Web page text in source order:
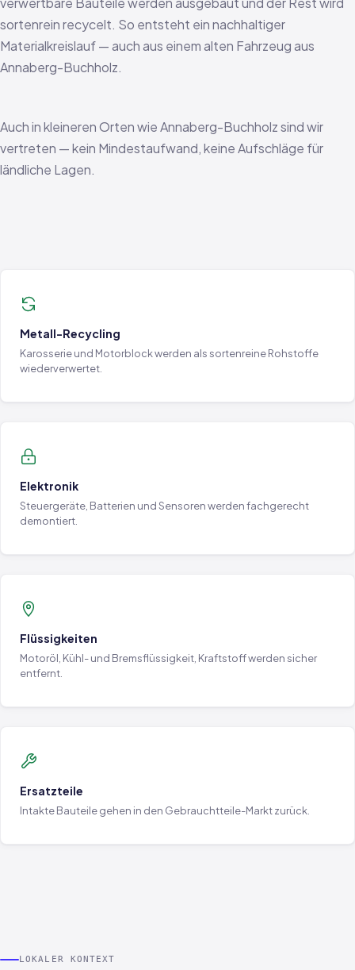
sortenrein recycelt. So entsteht ein nachhaltiger
Materialkreislauf — auch aus einem alten Fahrzeug aus
Annaberg-Buchholz.
Auch in kleineren Orten wie Annaberg-Buchholz sind wir
vertreten — kein Mindestaufwand, keine Aufschläge für
ländliche Lagen.
Metall-Recycling
Karosserie und Motorblock werden als sortenreine Rohstoffe
wiederverwertet.
Elektronik
Steuergeräte, Batterien und Sensoren werden fachgerecht
demontiert.
Flüssigkeiten
Motoröl, Kühl- und Bremsflüssigkeit, Kraftstoff werden sicher
entfernt.
Ersatzteile
Intakte Bauteile gehen in den Gebrauchtteile-Markt zurück.
LOKALER KONTEXT